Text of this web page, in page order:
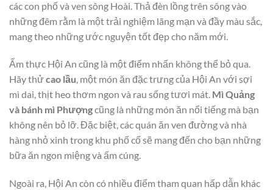
các con phố và ven sông Hoài. Thả đèn lồng trên sông vào
những đêm rằm là một trải nghiệm lãng mạn và đầy màu sắc,
mang theo những ước nguyện tốt đẹp cho năm mới.
Ẩm thực Hội An cũng là một điểm nhấn không thể bỏ qua.
Hãy thửcao lầu, một món ăn đặc trưng của Hội An với sợi
mì dai, thịt heo thơm ngon và rau sống tươi mát. Mì Quảng
và bánh mì Phượngcũng là những món ăn nổi tiếng mà bạn
không nên bỏ lỡ. Đặc biệt, các quán ăn ven đường và nhà
hàng nhỏ xinh trong khu phố cổ sẽ mang đến cho bạn những
bữa ăn ngon miệng và ấm cúng.
Ngoài ra, Hội An còn có nhiều điểm tham quan hấp dẫn khác